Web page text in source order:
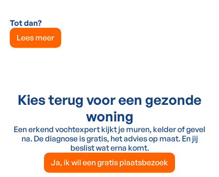
Tot dan?
Lees meer
Kies terug voor een gezonde
woning
Een erkend vochtexpert kijkt je muren, kelder of gevel
na. De diagnose is gratis, het advies op maat. En jij
beslist wat erna komt.
Ja, ik wil een gratis plaatsbezoek